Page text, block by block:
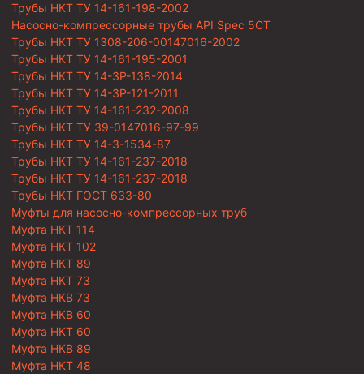
Трубы НКТ ТУ 14-161-198-2002
Насосно-компрессорные трубы API Spec 5CT
Трубы НКТ ТУ 1308-206-00147016-2002
Трубы НКТ ТУ 14-161-195-2001
Трубы НКТ ТУ 14-3Р-138-2014
Трубы НКТ ТУ 14-3Р-121-2011
Трубы НКТ ТУ 14-161-232-2008
Трубы НКТ ТУ 39-0147016-97-99
Трубы НКТ ТУ 14-3-1534-87
Трубы НКТ ТУ 14-161-237-2018
Трубы НКТ ТУ 14-161-237-2018
Трубы НКТ ГОСТ 633-80
Муфты для насосно-компрессорных труб
Муфта НКТ 114
Муфта НКТ 102
Муфта НКТ 89
Муфта НКТ 73
Муфта НКВ 73
Муфта НКВ 60
Муфта НКТ 60
Муфта НКВ 89
Муфта НКТ 48